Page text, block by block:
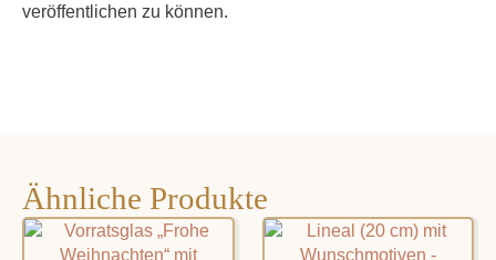
veröffentlichen zu können.
Ähnliche Produkte